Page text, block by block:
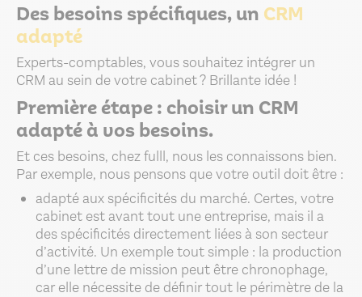
Des besoins spécifiques, un CRM
adapté
Experts-comptables, vous souhaitez intégrer un
CRM au sein de votre cabinet ? Brillante idée !
Première étape : choisir un CRM
adapté à vos besoins.
Et ces besoins, chez fulll, nous les connaissons bien.
Par exemple, nous pensons que votre outil doit être :
adapté aux spécificités du marché. Certes, votre
cabinet est avant tout une entreprise, mais il a
des spécificités directement liées à son secteur
d’activité. Un exemple tout simple : la production
d’une lettre de mission peut être chronophage,
car elle nécessite de définir tout le périmètre de la